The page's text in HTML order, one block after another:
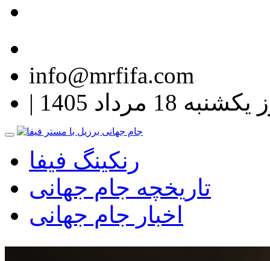
info@mrfifa.com
18 مرداد 1405
رنکینگ فیفا
تاریخچه جام جهانی
اخبار جام جهانی